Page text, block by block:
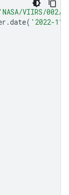
'NASA/VIIRS/002/
.date( '2022-